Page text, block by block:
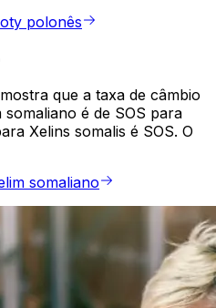
polonês
que a taxa de câmbio
é de SOS para
Xelins somalis é SOS. O
somaliano